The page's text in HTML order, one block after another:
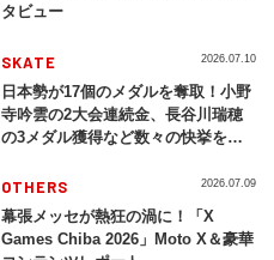
タビュー
SKATE
日本勢が17個のメダルを奪取！小野
寺吟雲の2大会連続金、長谷川瑞穂
の3メダル獲得など数々の快挙をプ
2026」
2026.07.10
OTHERS
幕張メッセが熱狂の渦に！「X
Games Chiba 2026」Moto X＆豪華
2026.07.09